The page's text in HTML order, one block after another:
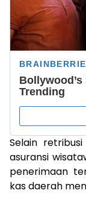
Selain
asuransi
penerimaan
kas daerah